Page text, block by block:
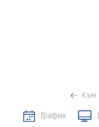
Към
График